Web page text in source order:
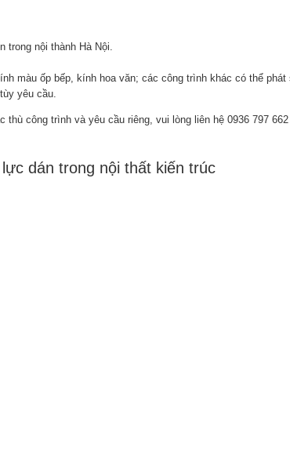
trong nội thành Hà Nội.
màu ốp bếp, kính hoa văn; các công trình khác có thể phát
yêu cầu.
công trình và yêu cầu riêng, vui lòng liên hệ 0936 797
dán trong nội thất kiến trúc